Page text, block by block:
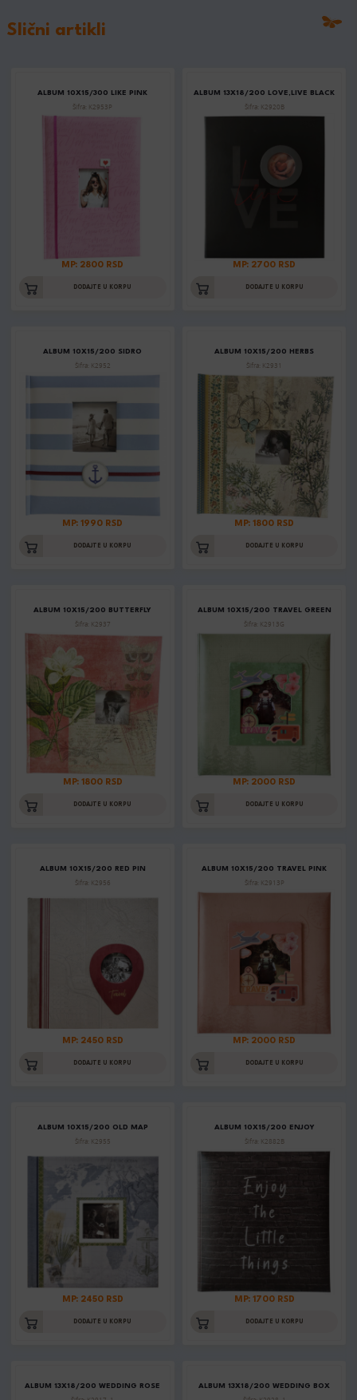
Slični artikli
ALBUM 10X15/300 LIKE PINK
Šifra: K2953P
MP: 2800 RSD
DODAJTE U KORPU
ALBUM 13X18/200 LOVE,LIVE BLACK
Šifra: K2920B
MP: 2700 RSD
DODAJTE U KORPU
ALBUM 10X15/200 SIDRO
Šifra: K2952
MP: 1990 RSD
DODAJTE U KORPU
ALBUM 10X15/200 HERBS
Šifra: K2931
MP: 1800 RSD
DODAJTE U KORPU
ALBUM 10X15/200 BUTTERFLY
Šifra: K2937
MP: 1800 RSD
DODAJTE U KORPU
ALBUM 10X15/200 TRAVEL GREEN
Šifra: K2913G
MP: 2000 RSD
DODAJTE U KORPU
ALBUM 10X15/200 RED PIN
Šifra: K2956
MP: 2450 RSD
DODAJTE U KORPU
ALBUM 10X15/200 TRAVEL PINK
Šifra: K2913P
MP: 2000 RSD
DODAJTE U KORPU
ALBUM 10X15/200 OLD MAP
Šifra: K2955
MP: 2450 RSD
DODAJTE U KORPU
ALBUM 10X15/200 ENJOY
Šifra: K2882B
MP: 1700 RSD
DODAJTE U KORPU
ALBUM 13X18/200 WEDDING ROSE ALBUM 13X18/200 WEDDING BOX